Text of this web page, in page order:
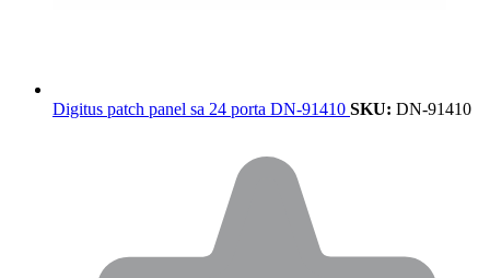
Digitus patch panel sa 24 porta DN-91410 SKU: DN-91410